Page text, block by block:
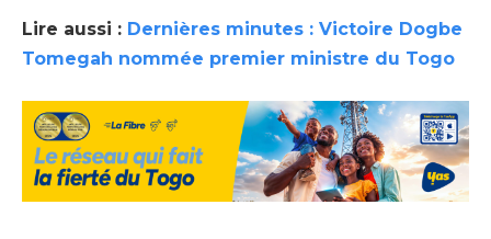
Lire aussi : Dernières minutes : Victoire Dogbe
Tomegah nommée premier ministre du Togo